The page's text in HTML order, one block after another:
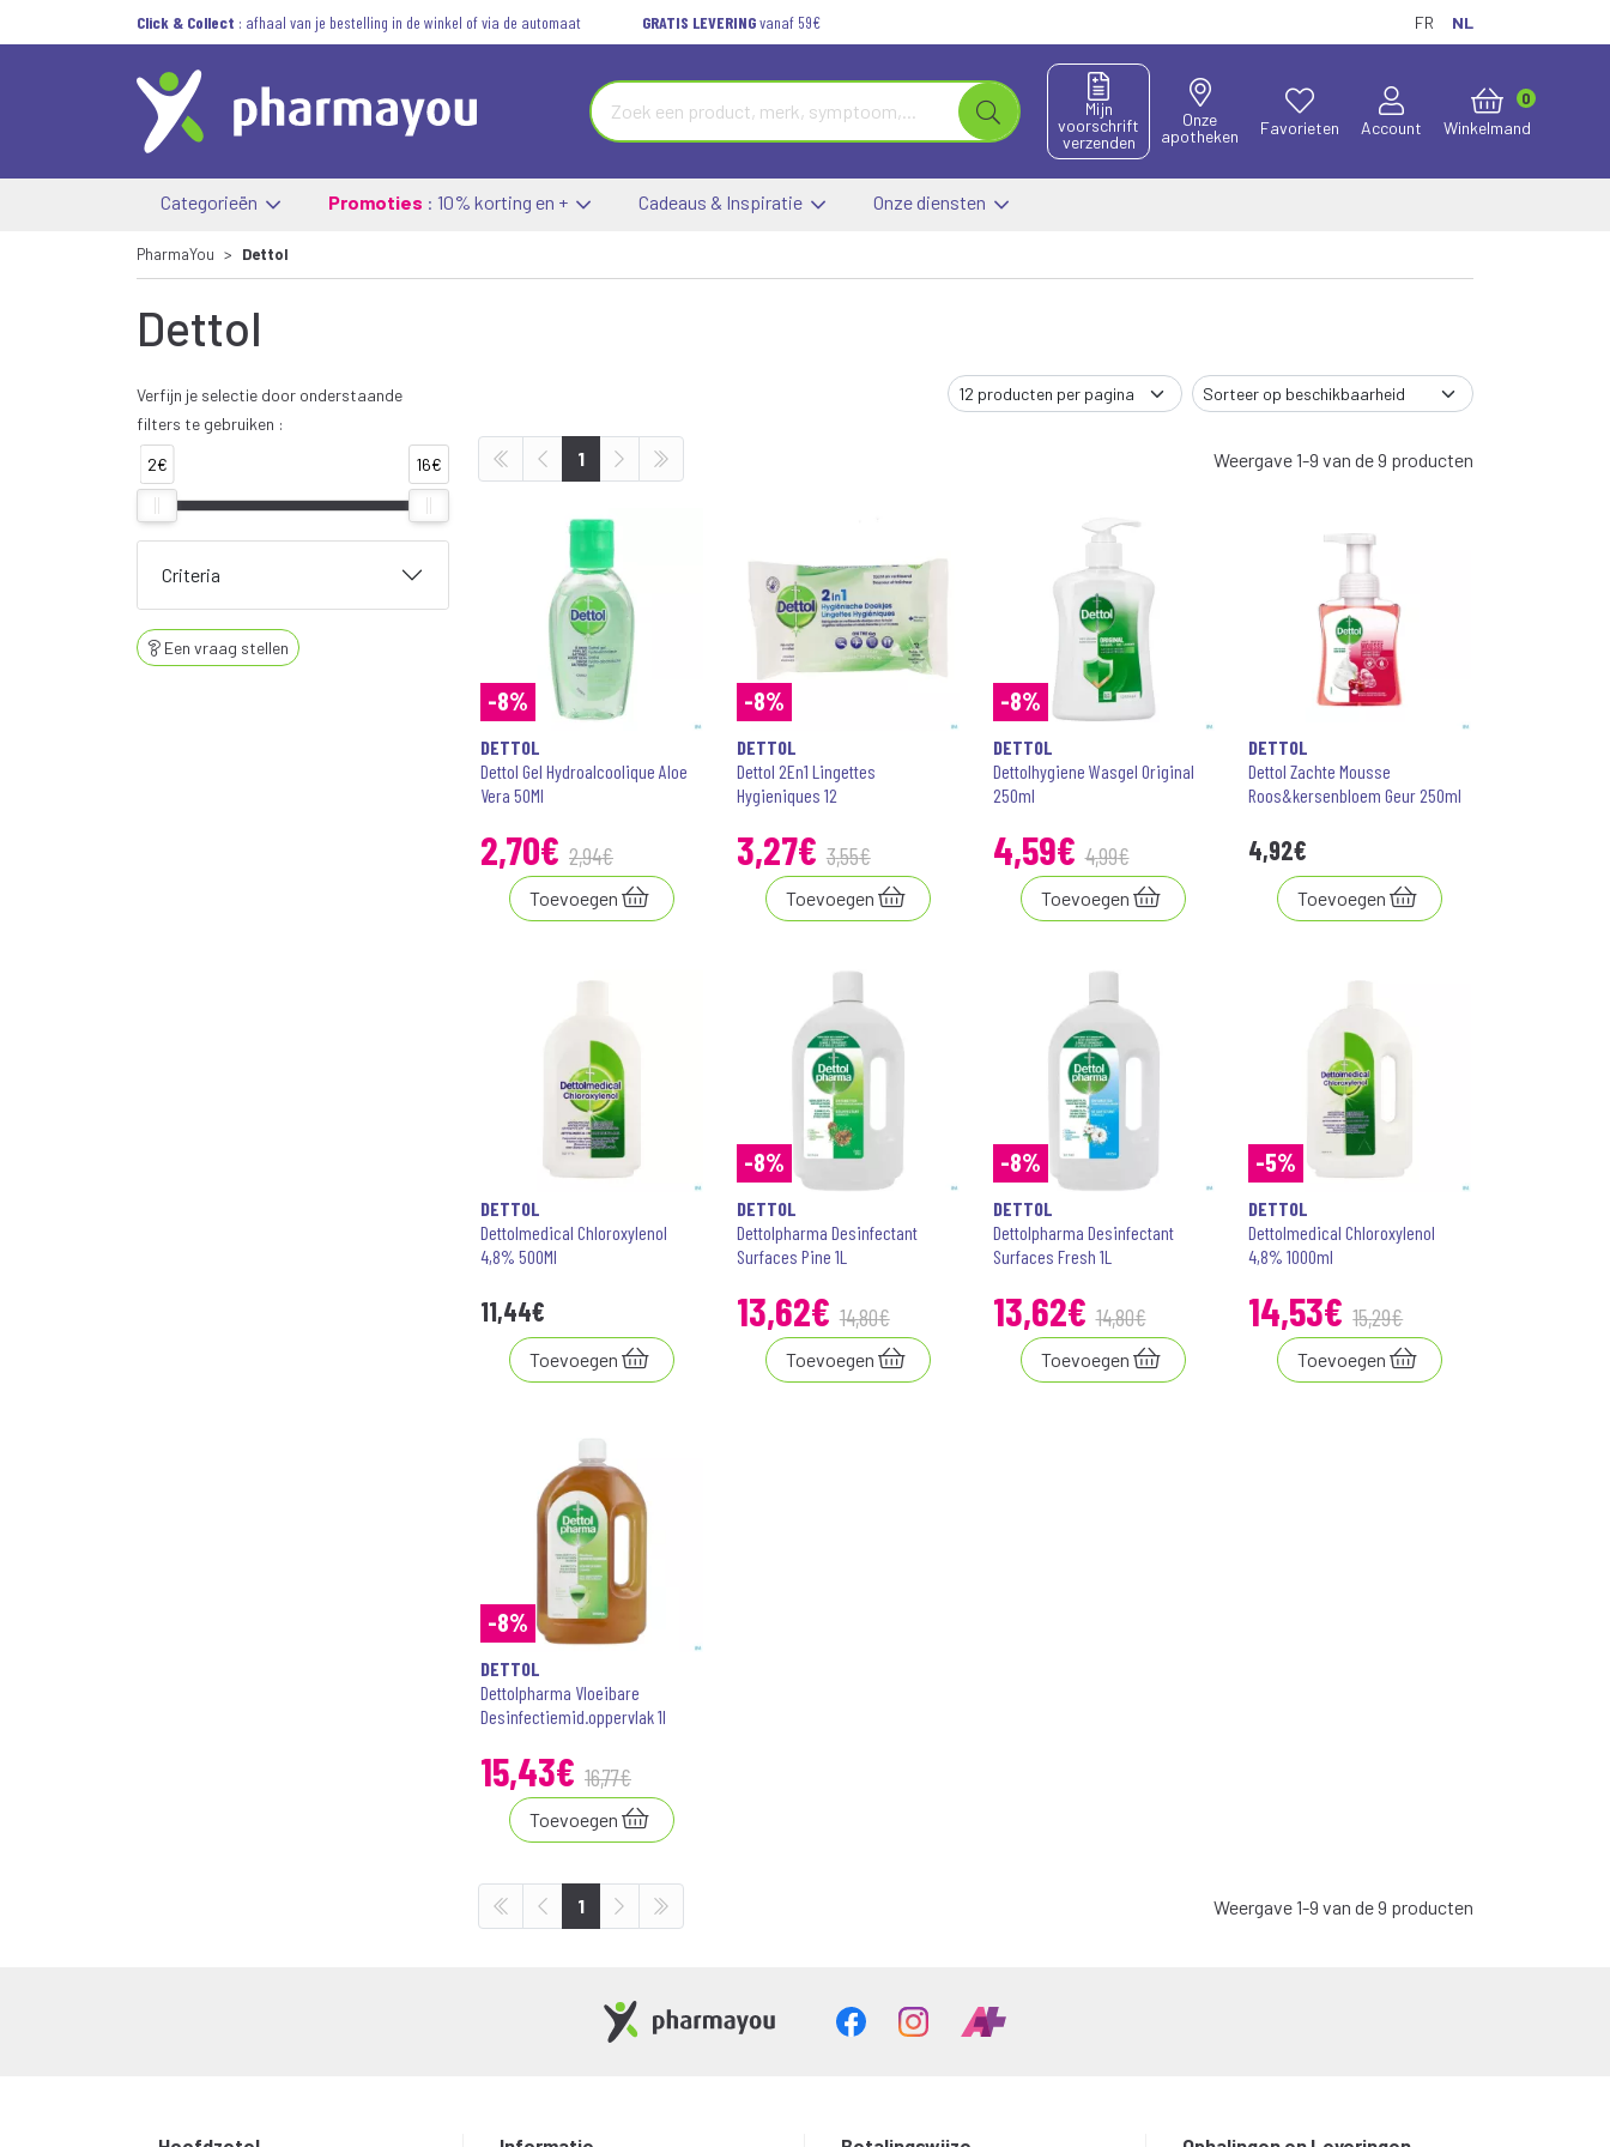
Click & Collect : afhaal van je bestelling in de winkel of via de automaat GRATIS LEVERINGvanaf 59€ FR NL
Onze
apotheken
Mijn
voorschrift
verzenden
Favorieten Account Winkelmand
0
Categorieën Promoties : 10% korting en + Cadeaus & Inspiratie Onze diensten
PharmaYou Dettol
Dettol
Weergave 1-9 van de 9 producten
1
-8%
DETTOL
Dettol Gel Hydroalcoolique Aloe
Vera 50Ml
2,70€ 2,94€
Toevoegen
-8%
DETTOL
Dettol 2En1 Lingettes
Hygieniques 12
3,27€ 3,55€
Toevoegen
-8%
DETTOL
Dettolhygiene Wasgel Original
250ml
4,59€ 4,99€
Toevoegen
DETTOL
Dettol Zachte Mousse
Roos&kersenbloem Geur 250ml
4,92€
Toevoegen
DETTOL
Dettolmedical Chloroxylenol
4,8% 500Ml
11,44€
Toevoegen
-8%
DETTOL
Dettolpharma Desinfectant
Surfaces Pine 1L
13,62€ 14,80€
Toevoegen
-8%
DETTOL
Dettolpharma Desinfectant
Surfaces Fresh 1L
13,62€ 14,80€
Toevoegen
-5%
DETTOL
Dettolmedical Chloroxylenol
4,8% 1000ml
14,53€ 15,29€
Toevoegen
-8%
DETTOL
Dettolpharma Vloeibare
Desinfectiemid.oppervlak 1l
15,43€ 16,77€
Toevoegen
Weergave 1-9 van de 9 producten
1
Verfijn je selectie door onderstaande
filters te gebruiken :
2€
16€
Criteria
Een vraag stellen